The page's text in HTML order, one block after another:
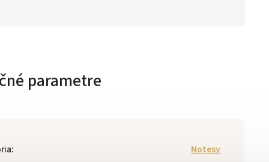
parametre
: Notesy